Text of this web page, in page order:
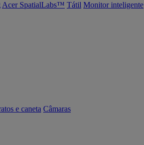
Acer SpatialLabs™ Tátil Monitor inteligente
e caneta Câmaras